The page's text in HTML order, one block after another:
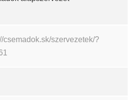
csemadok.sk/szervezetek/?